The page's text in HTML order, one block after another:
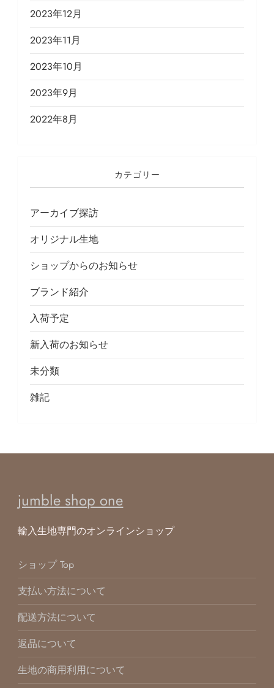
2023年12月
2023年11月
2023年10月
2023年9月
2022年8月
カテゴリー
アーカイブ探訪
オリジナル生地
ショップからのお知らせ
ブランド紹介
入荷予定
新入荷のお知らせ
未分類
雑記
jumble shop one
輸入生地専門のオンラインショップ
ショップ Top
支払い方法について
配送方法について
返品について
生地の商用利用について